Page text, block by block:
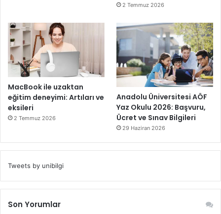
2 Temmuz 2026
MacBook ile uzaktan
eğitim deneyimi: Artıları ve
eksileri
2 Temmuz 2026
Anadolu Üniversitesi AÖF
Yaz Okulu 2026: Başvuru,
Ücret ve Sınav Bilgileri
29 Haziran 2026
Tweets by unibilgi
Son Yorumlar